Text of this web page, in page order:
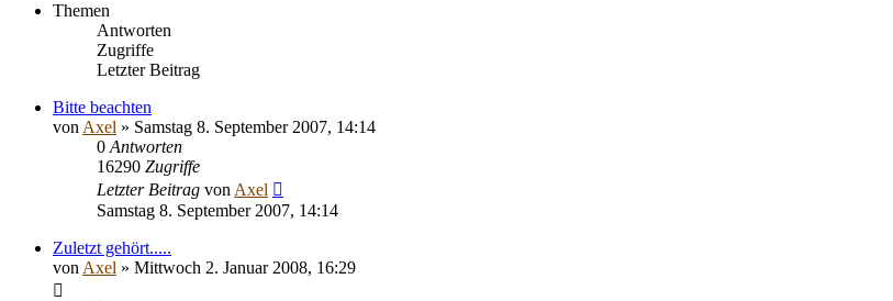
Themen
Antworten
Zugriffe
Letzter Beitrag
Bitte beachten
von Axel » Samstag 8. September 2007, 14:14
0 Antworten
16290 Zugriffe
Letzter Beitrag von Axel
Samstag 8. September 2007, 14:14
Zuletzt gehört.....
von Axel » Mittwoch 2. Januar 2008, 16:29